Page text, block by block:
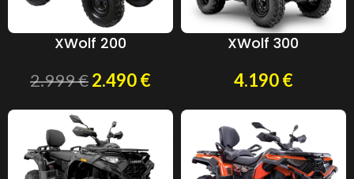
XWolf 200
2.999€2.490€
XWolf 300
4.190€